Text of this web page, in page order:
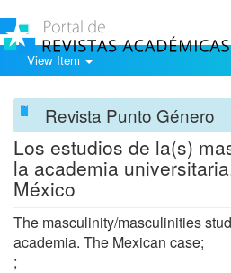
View Item
Revista Punto Género
Los estudios de la(s)
la academia
México
The masculinity/masculinities
academia. The Mexican case;
;